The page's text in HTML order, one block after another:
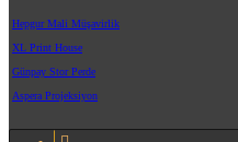
Hepgur Mali Müşavirlik
XL Print House
Günpay Stor Perde
Aspera Projeksiyon